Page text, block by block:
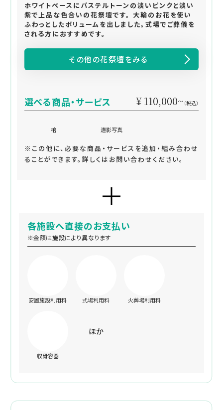
ホワイトベースにパステルトーンの淡いピンクと淡い
紫で上品な色合いの花祭壇です。 大輪のお花を使い
ふわっとしたボリュームを出しました。式場でご葬儀を
される方におすすめです。
その他の花祭壇をみる
選べる商品・サービス ¥ 110,000~ （税込）
棺 遺影写真
※この他に、必要な商品・サービスを追加・組み合わせ
ることができます。詳しくはお問い合わせください。
各施設へ直接のお支払い
※金額は施設により異なります
安置施設利用料 式場利用料 火葬場利用料
収骨容器
ほか